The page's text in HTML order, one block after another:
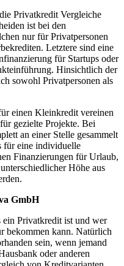
Privatkredit Vergleiche
ist bei den
nur für Privatpersonen
Letztere sind eine
für Startups oder
Hinsichtlich der
sowohl Privatpersonen als
einen Kleinkredit vereinen
gezielte Projekte. Bei
an einer Stelle gesammelt
für eine individuelle
Finanzierungen für Urlaub,
Höhe aus
GmbH
Privatkredit ist und wer
bekommen kann. Natürlich
sein, wenn jemand
oder anderen